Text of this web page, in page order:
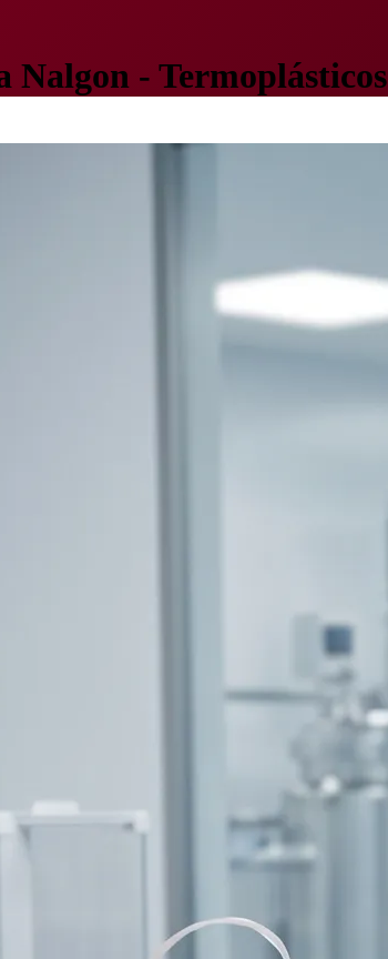
- Termoplásticos